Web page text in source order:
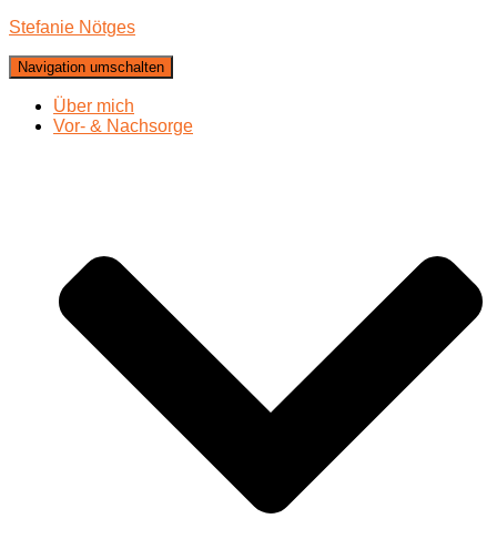
Stefanie Nötges
Navigation umschalten
Über mich
Vor- & Nachsorge